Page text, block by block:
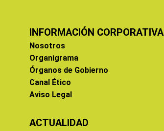
INFORMACIÓN CORPORATIVA
Nosotros
Organigrama
Órganos de Gobierno
Canal Ético
Aviso Legal
ACTUALIDAD